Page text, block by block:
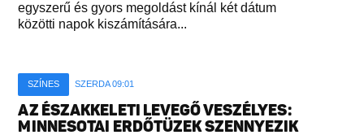
egyszerű és gyors megoldást kínál két dátum
közötti napok kiszámítására...
SZÍNES SZERDA 09:01
AZ ÉSZAKKELETI LEVEGŐ VESZÉLYES:
MINNESOTAI ERDŐTÜZEK SZENNYEZIK